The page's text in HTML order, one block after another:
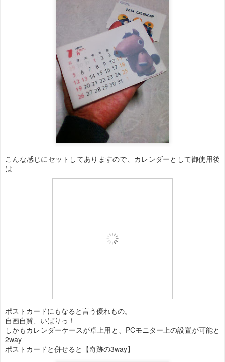
こんな感じにセットしてありますので、カレンダーとして御使用後
は
ポストカードにもなると言う優れもの。
自画自賛、いばりっ！
しかもカレンダーケースが卓上用と、PCモニター上の設置が可能と
2way
ポストカードと併せると【奇跡の3way】